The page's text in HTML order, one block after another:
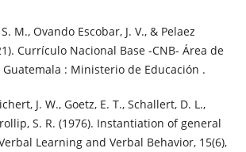
M., Ovando Escobar, J. V., & Pelaez
Currículo Nacional Base -CNB- Área de
Guatemala : Ministerio de Educación .
J. W., Goetz, E. T., Schallert, D. L.,
S. R. (1976). Instantiation of general
Learning and Verbal Behavior, 15(6),